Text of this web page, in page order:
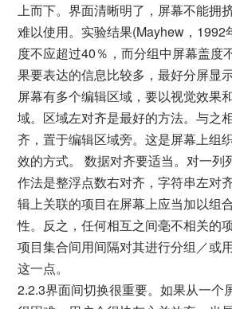
上而下。界面清晰明了，屏幕不能拥
难以使用。实验结果(Mayhew，1992
度不应超过40％，而分组中屏幕盖度
果要表达的信息比较多，最好分屏显
屏幕有多个编辑区域，要以视觉效果
域。区域左对齐是最好的方法。与之
齐，置于编辑区域旁。这是屏幕上组
效的方式。 数据对齐要适当。对一列
作法是整浮点数右对齐，字符串左对
辑上关联的项目在屏幕上应当加以组
性。反之，任何相互之间毫不相关的
项目集合间用间隔对其进行分组／或
这一点。
2.2.3界面间切换很重要。如果从一个